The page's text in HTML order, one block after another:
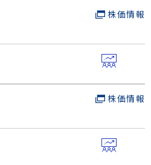
株価情報
株価情報